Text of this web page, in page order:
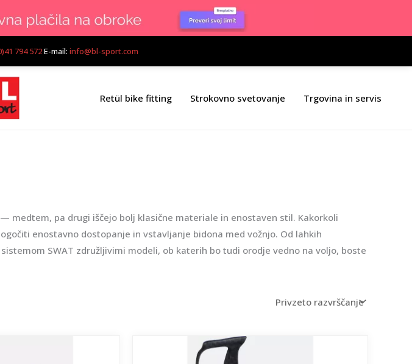
794 572E-mail: info@bl-sport.com
Retül bike fitting Strokovno svetovanje Trgovina in servis
pa drugi iščejo bolj klasične materiale in enostaven stil. Kakorkoli
enostavno dostopanje in vstavljanje bidona med vožnjo. Od lahkih
SWAT združljivimi modeli, ob katerih bo tudi orodje vedno na voljo, boste